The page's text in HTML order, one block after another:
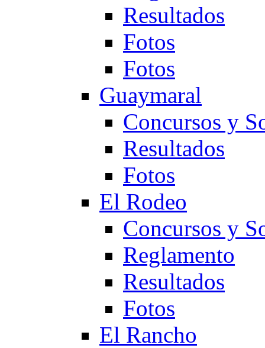
Resultados
Fotos
Fotos
Guaymaral
Concursos y
Resultados
Fotos
El Rodeo
Concursos y
Reglamento
Resultados
Fotos
El Rancho